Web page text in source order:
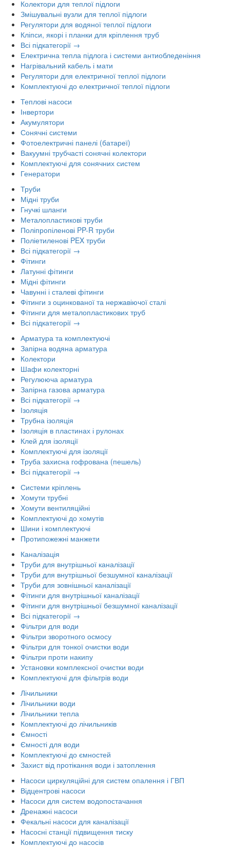
Колектори для теплої підлоги
Змішувальні вузли для теплої підлоги
Регулятори для водяної теплої підлоги
Кліпси, якорі і планки для кріплення труб
Всі підкатегорії →
Електрична тепла підлога і системи антиобледеніння
Нагрівальний кабель і мати
Регулятори для електричної теплої підлоги
Комплектуючі до електричної теплої підлоги
Теплові насоси
Інвертори
Акумулятори
Сонячні системи
Фотоелектричні панелі (батареї)
Вакуумні трубчасті сонячні колектори
Комплектуючі для сонячних систем
Генератори
Труби
Мідні труби
Гнучкі шланги
Металопластикові труби
Поліпропіленові PP-R труби
Поліетиленові PEX труби
Всі підкатегорії →
Фітинги
Латунні фітинги
Мідні фітинги
Чавунні і сталеві фітинги
Фітинги з оцинкованої та нержавіючої сталі
Фітинги для металопластикових труб
Всі підкатегорії →
Арматура та комплектуючі
Запірна водяна арматура
Колектори
Шафи колекторні
Регулююча арматура
Запірна газова арматура
Всі підкатегорії →
Ізоляція
Трубна ізоляція
Ізоляція в пластинах і рулонах
Клей для ізоляції
Комплектуючі для ізоляції
Труба захисна гофрована (пешель)
Всі підкатегорії →
Системи кріплень
Хомути трубні
Хомути вентиляційні
Комплектуючі до хомутів
Шини і комплектуючі
Протипожежні манжети
Каналізація
Труби для внутрішньої каналізації
Труби для внутрішньої безшумної каналізації
Труби для зовнішньої каналізації
Фітинги для внутрішньої каналізації
Фітинги для внутрішньої безшумної каналізації
Всі підкатегорії →
Фільтри для води
Фільтри зворотного осмосу
Фільтри для тонкої очистки води
Фільтри проти накипу
Установки комплексної очистки води
Комплектуючі для фільтрів води
Лічильники
Лічильники води
Лічильники тепла
Комплектуючі до лічильників
Ємності
Ємності для води
Комплектуючі до ємностей
Захист від протікання води і затоплення
Насоси циркуляційні для систем опалення і ГВП
Відцентрові насоси
Насоси для систем водопостачання
Дренажні насоси
Фекальні насоси для каналізації
Насосні станції підвищення тиску
Комплектуючі до насосів